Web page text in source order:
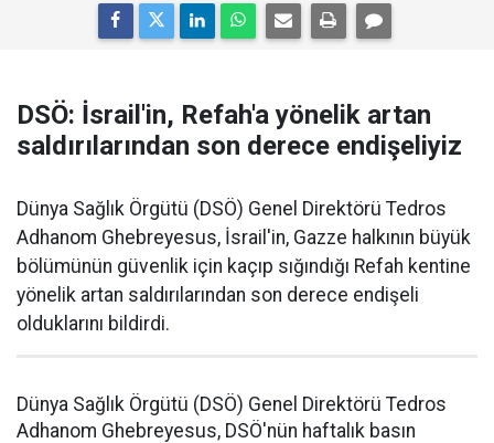
DSÖ: İsrail'in, Refah'a yönelik artan
saldırılarından son derece endişeliyiz
Dünya Sağlık Örgütü (DSÖ) Genel Direktörü Tedros
Adhanom Ghebreyesus, İsrail'in, Gazze halkının büyük
bölümünün güvenlik için kaçıp sığındığı Refah kentine
yönelik artan saldırılarından son derece endişeli
olduklarını bildirdi.
Dünya Sağlık Örgütü (DSÖ) Genel Direktörü Tedros
Adhanom Ghebreyesus, DSÖ'nün haftalık basın